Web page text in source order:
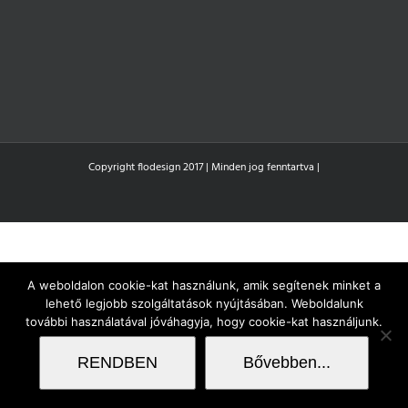
Copyright flodesign 2017 | Minden jog fenntartva |
A weboldalon cookie-kat használunk, amik segítenek minket a
lehető legjobb szolgáltatások nyújtásában. Weboldalunk
további használatával jóváhagyja, hogy cookie-kat használjunk.
RENDBEN Bővebben...